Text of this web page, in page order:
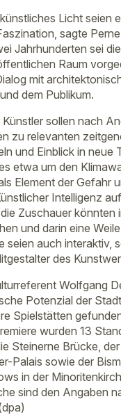
Licht seien
sagte
Jahrhunderten sei
Raum
mit
dem Publikum.
sollen nach
zu relevanten
und Einblick in neue
etwa um den
Element der Gefahr
Intelligenz
Zuschauer könnten
und darin eine
seien auch interaktiv,
des
Wolfgang
Potenzial der
Spielstätten
wurden 13
Steinerne Brücke,
Palais sowie der
in der
sind den Angaben